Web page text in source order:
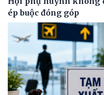
ép buộc đóng góp